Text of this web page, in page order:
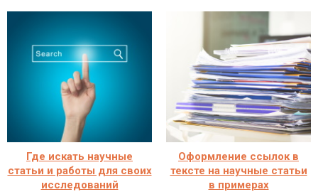
Где искать научные
статьи и работы для своих
исследований
Оформление ссылок в
тексте на научные статьи
в примерах